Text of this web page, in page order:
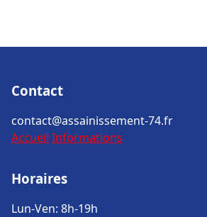
Contact
contact@assainissement-74.fr
Accueil Informations
Horaires
Lun-Ven: 8h-19h